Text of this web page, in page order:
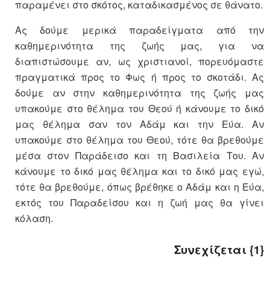
παραμένει στο σκότος, καταδικασμένος σε θάνατο.
Ας δούμε μερικά παραδείγματα από την
καθημερινότητα της ζωής μας, για να
διαπιστώσουμε αν, ως χριστιανοί, πορευόμαστε
πραγματικά προς το Φως ή προς το σκοτάδι. Ας
δούμε αν στην καθημερινότητα της ζωής μας
υπακούμε στο θέλημα του Θεού ή κάνουμε το δικό
μας θέλημα σαν τον Αδάμ και την Εύα. Αν
υπακούμε στο θέλημα του Θεού, τότε θα βρεθούμε
μέσα στον Παράδεισο και τη Βασιλεία Του. Αν
κάνουμε το δικό μας θέλημα και το δικό μας εγώ,
τότε θα βρεθούμε, όπως βρέθηκε ο Αδάμ και η Εύα,
εκτός του Παραδείσου και η ζωή μας θα γίνει
κόλαση.
Συνεχίζεται {1}